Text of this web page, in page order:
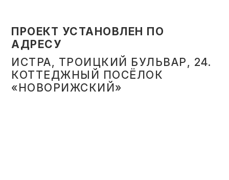
ПРОЕКТ УСТАНОВЛЕН ПО
АДРЕСУ
ИСТРА, ТРОИЦКИЙ БУЛЬВАР, 24.
КОТТЕДЖНЫЙ ПОСЁЛОК
«НОВОРИЖСКИЙ»